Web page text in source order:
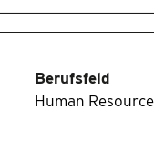
Berufsfeld
Human